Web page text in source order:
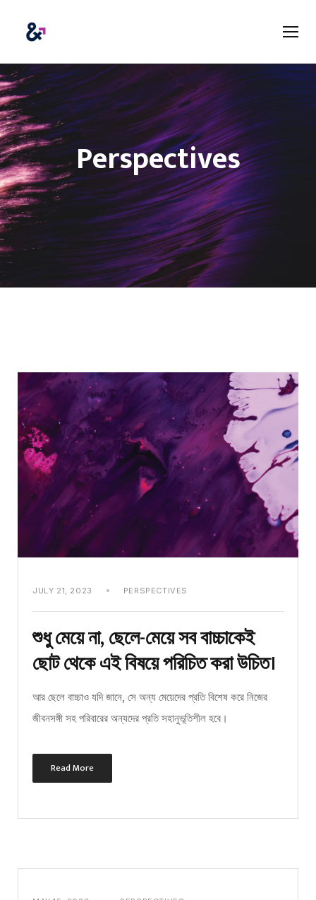
Perspectives
JULY 21, 2023 PERSPECTIVES
শুধু মেয়ে না, ছেলে-মেয়ে সব বাচ্চাকেই
ছোট থেকে এই বিষয়ে পরিচিত করা উচিত।
আর ছেলে বাচ্চাও যদি জানে, সে অন্য মেয়েদের প্রতি বিশেষ করে নিজের
জীবনসঙ্গী সহ পরিবারের অন্যদের প্রতি সহানুভূতিশীল হবে।
Read More